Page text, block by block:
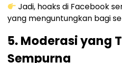
Jadi, hoaks di Facebook
yang menguntungkan bagi
5. Moderasi yang
Sempurna